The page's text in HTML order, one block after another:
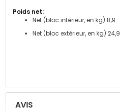
Net (bloc intérieur, en kg) 8,9
Net (bloc extérieur, en kg) 24,9
AVIS